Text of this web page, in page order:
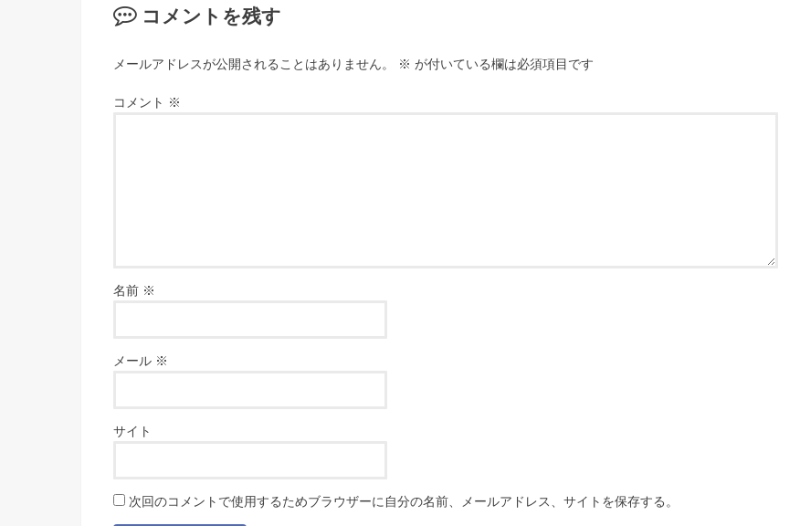
コメントを残す
メールアドレスが公開されることはありません。 ※ が付いている欄は必須項目です
コメント ※
名前 ※
メール ※
サイト
次回のコメントで使用するためブラウザーに自分の名前、メールアドレス、サイトを保存する。